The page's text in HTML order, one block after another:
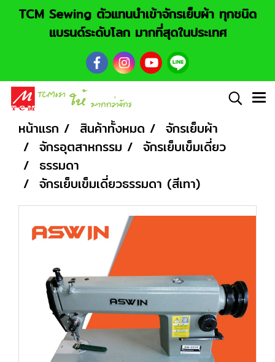
TCM Sewing ตัวแทนนำเข้าจักรเย็บผ้า ทุกชนิด
แบรนด์ระดับโลก มากที่สุดในประเทศ
หน้าแรก สินค้าทั้งหมด
จักรเย็บผ้า
จักรอุตสาหกรรม
จักรเย็บเข็มเดี่ยว
ธรรมดา
จักรเย็บเข็มเดี่ยวธรรมดา (สีเทา)